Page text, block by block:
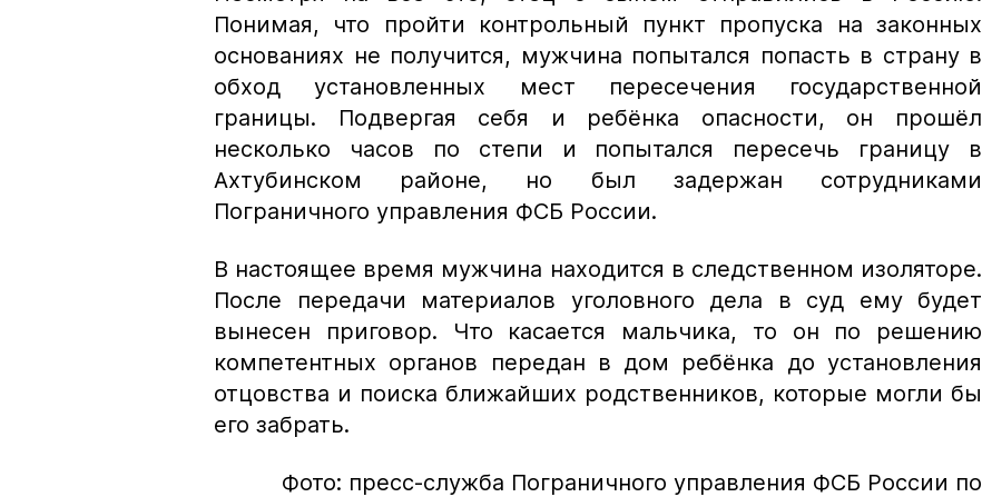
Понимая, что пройти контрольный пункт пропуска на законных
основаниях не получится, мужчина попытался попасть в страну в
обход установленных мест пересечения государственной
границы. Подвергая себя и ребёнка опасности, он прошёл
несколько часов по степи и попытался пересечь границу в
Ахтубинском районе, но был задержан сотрудниками
Пограничного управления ФСБ России.
В настоящее время мужчина находится в следственном изоляторе.
После передачи материалов уголовного дела в суд ему будет
вынесен приговор. Что касается мальчика, то он по решению
компетентных органов передан в дом ребёнка до установления
отцовства и поиска ближайших родственников, которые могли бы
его забрать.
Фото: пресс-служба Пограничного управления ФСБ России по